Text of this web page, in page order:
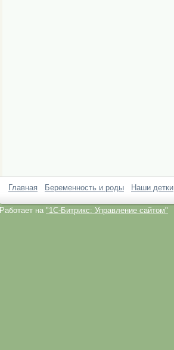
Главная Беременность и роды Наши детки
Работает на "1C-Битрикс: Управление сайтом"